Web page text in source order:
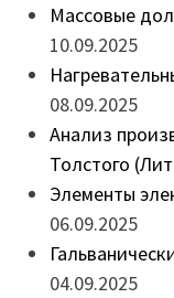
Массовые
10.09.2025
08.09.2025
Анализ
Толстого
Элементы
06.09.2025
04.09.2025